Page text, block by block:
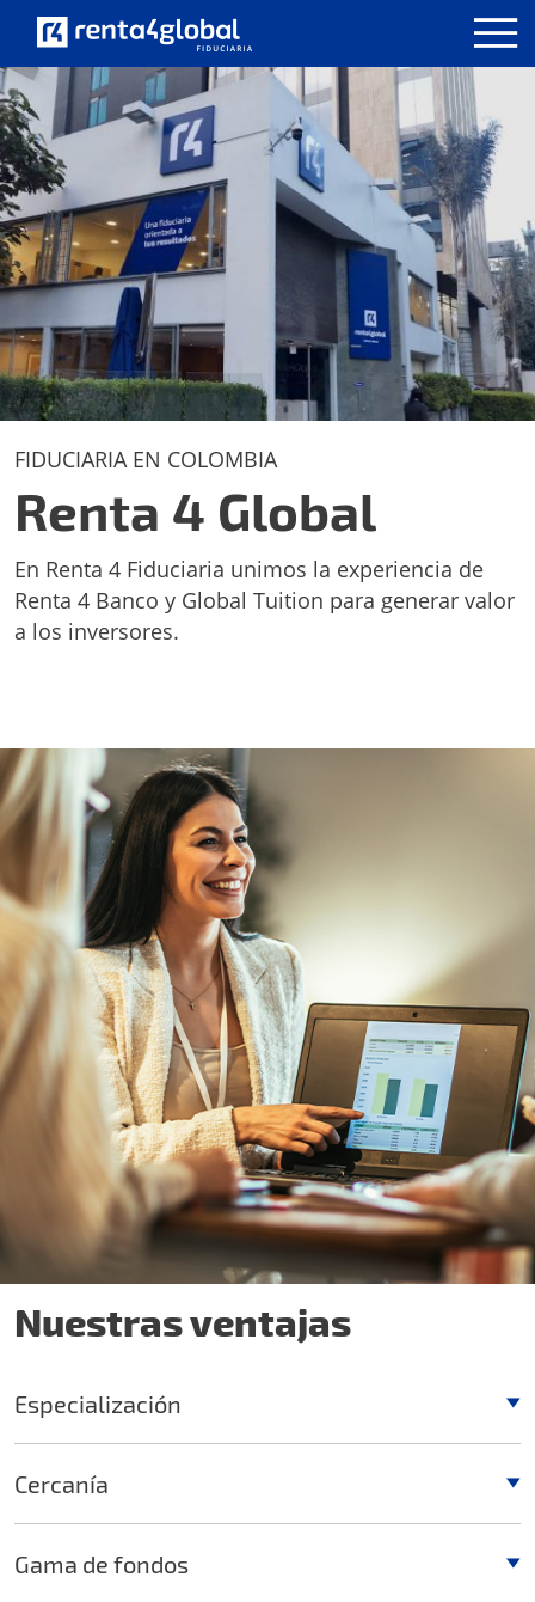
FIDUCIARIA EN COLOMBIA
Renta 4 Global
En Renta 4 Fiduciaria unimos la experiencia de
Renta 4 Banco y Global Tuition para generar valor
a los inversores.
Nuestras ventajas
Especialización
Cercanía
Gama de fondos